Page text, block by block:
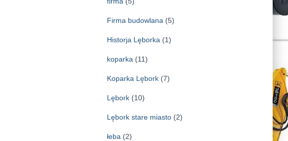
Firma budowlana (5)
Historja Lęborka (1)
koparka (11)
Koparka Lębork(7)
Lębork(10)
Lębork stare miasto(2)
łeba (2)